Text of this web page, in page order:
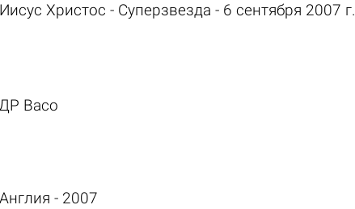
Иисус Христос - Суперзвезда - 6 сентября 2007 г.
Васо
Англия - 2007